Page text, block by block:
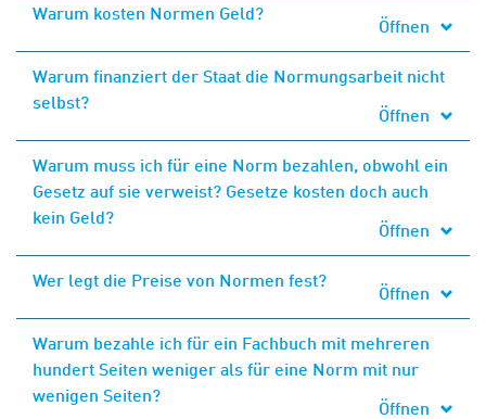
Warum kosten Normen Geld?
Öffnen
Warum finanziert der Staat die Normungsarbeit nicht
selbst?
Öffnen
Warum muss ich für eine Norm bezahlen, obwohl ein
Gesetz auf sie verweist? Gesetze kosten doch auch
kein Geld?
Öffnen
Wer legt die Preise von Normen fest?
Öffnen
Warum bezahle ich für ein Fachbuch mit mehreren
hundert Seiten weniger als für eine Norm mit nur
wenigen Seiten?
Öffnen